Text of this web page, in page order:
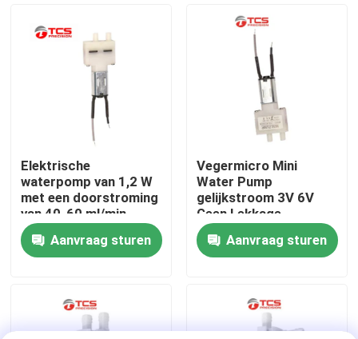
Over ons
Fabriekstocht
Kwaliteitscontrole
Neem contact met ons op
Nieuws
Bloggen
Elektrische
waterpomp van 1,2 W
met een doorstroming
van 40-60 ml/min
Aanvraag sturen
Vegermicro Mini
Water Pump
gelijkstroom 3V 6V
Geen Lekkage
Miniatuur Vloeibare
PompAanvraag sturen